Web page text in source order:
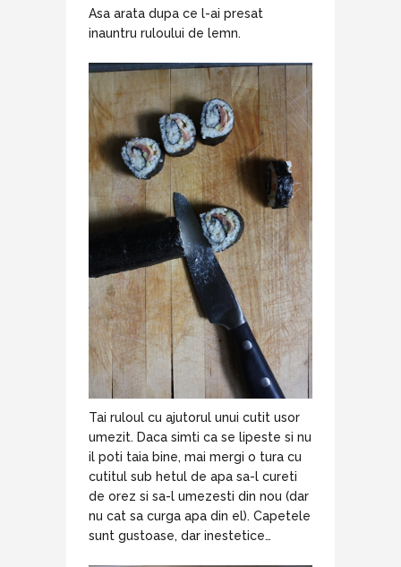
Asa arata dupa ce l-ai presat
inauntru ruloului de lemn.
Tai ruloul cu ajutorul unui cutit usor
umezit. Daca simti ca se lipeste si nu
il poti taia bine, mai mergi o tura cu
cutitul sub hetul de apa sa-l cureti
de orez si sa-l umezesti din nou (dar
nu cat sa curga apa din el). Capetele
sunt gustoase, dar inestetice…